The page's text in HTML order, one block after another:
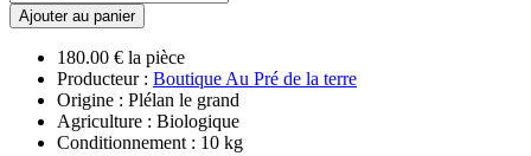
Ajouter au panier
180.00 € la pièce
Producteur : Boutique Au Pré de la terre
Origine : Plélan le grand
Agriculture : Biologique
Conditionnement : 10 kg